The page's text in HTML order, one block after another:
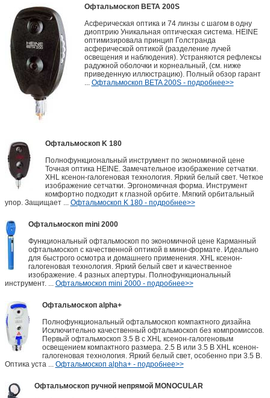
Офтальмоскоп BETA 200S
Асферическая оптика и 74 линзы с шагом в одну
диоптрию Уникальная оптическая система. HEINE
оптимизировала принцип Голстранда
асферической оптикой (разделение лучей
освещения и наблюдения). Устраняются рефлексы
радужной оболочки и корнеальный, (см. ниже
приведенную иллюстрацию). Полный обзор гарант
... Офтальмоскоп BETA 200S - подробнее>>
Офтальмоскоп K 180
Полнофункциональный инструмент по экономичной цене
Точная оптика HEINE. Замечательное изображение сетчатки.
XHL ксенон-галогеновая технология. Яркий белый свет. Четкое
изображение сетчатки. Эргономичная форма. Инструмент
комфортно подходит к глазной орбите. Мягкий орбитальный
упор. Защищает ... Офтальмоскоп K 180 - подробнее>>
Офтальмоскоп mini 2000
Функциональный офтальмоскоп по экономичной цене Карманный
офтальмоскоп с качественной оптикой в мини-формате. Идеально
для быстрого осмотра и домашнего применения. XHL ксенон-
галогеновая технология. Яркий белый свет и качественное
изображение. 4 разных апертуры. Полнофункциональный
инструмент. ... Офтальмоскоп mini 2000 - подробнее>>
Офтальмоскоп alpha+
Полнофункциональный офтальмоскоп компактного дизайна
Исключительно качественный офтальмоскоп без компромиссов.
Первый офтальмоскоп 3.5 В с XHL ксенон-галогеновым
освещением компактного размера. 2.5 В или 3.5 В XHL ксенон-
галогеновая технология. Яркий белый свет, особенно при 3.5 В.
Оптика уста ... Офтальмоскоп alpha+ - подробнее>>
Офтальмоскоп ручной непрямой MONOCULAR